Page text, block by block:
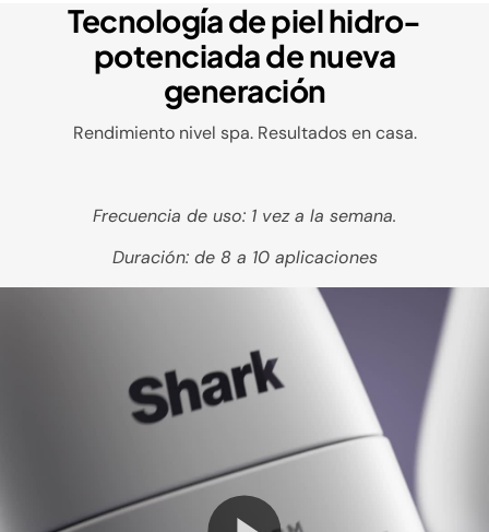
Tecnología de piel hidro-
potenciada de nueva
generación
Rendimiento nivel spa. Resultados en casa.
Frecuencia de uso: 1 vez a la semana.
Duración: de 8 a 10 aplicaciones